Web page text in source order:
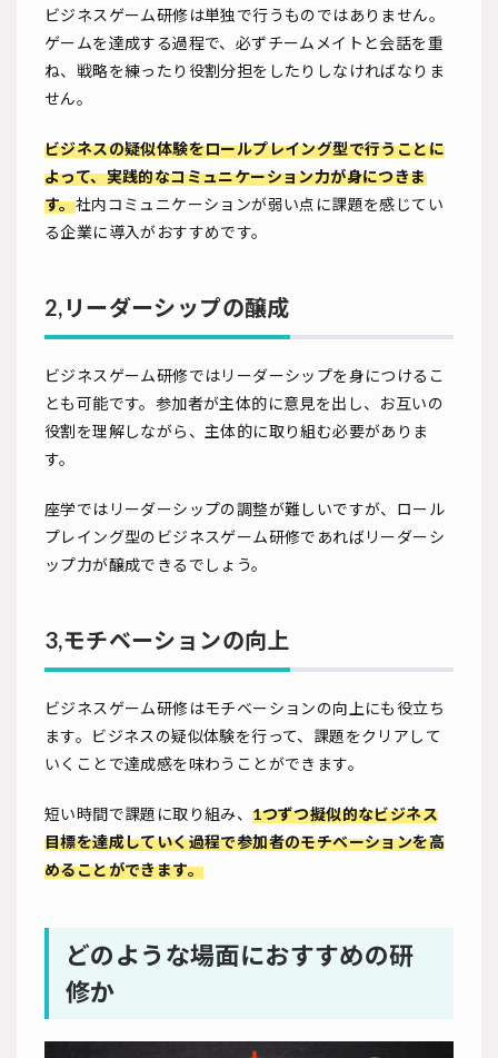
ビジネスゲーム研修は単独で行うものではありません。
ゲームを達成する過程で、必ずチームメイトと会話を重
ね、戦略を練ったり役割分担をしたりしなければなりま
せん。
ビジネスの疑似体験をロールプレイング型で行うことに
よって、実践的なコミュニケーション力が身につきま
す。社内コミュニケーションが弱い点に課題を感じてい
る企業に導入がおすすめです。
2,リーダーシップの醸成
ビジネスゲーム研修ではリーダーシップを身につけるこ
とも可能です。参加者が主体的に意見を出し、お互いの
役割を理解しながら、主体的に取り組む必要がありま
す。
座学ではリーダーシップの調整が難しいですが、ロール
プレイング型のビジネスゲーム研修であればリーダーシ
ップ力が醸成できるでしょう。
3,モチベーションの向上
ビジネスゲーム研修はモチベーションの向上にも役立ち
ます。ビジネスの疑似体験を行って、課題をクリアして
いくことで達成感を味わうことができます。
短い時間で課題に取り組み、1つずつ擬似的なビジネス
目標を達成していく過程で参加者のモチベーションを高
めることができます。
どのような場面におすすめの研
修か